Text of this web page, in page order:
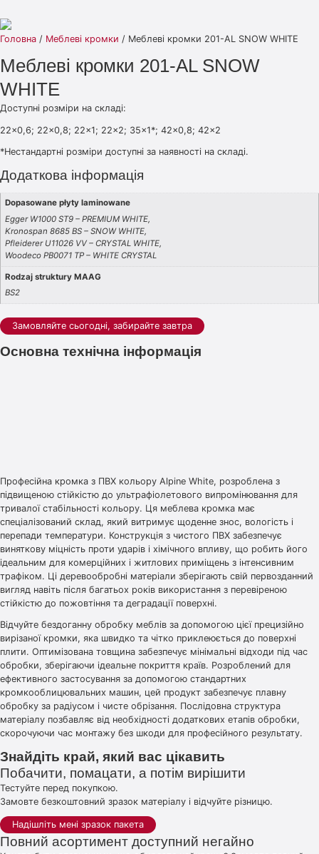
Головна / Меблеві кромки / Меблеві кромки 201-AL SNOW WHITE
Меблеві кромки 201-AL SNOW
WHITE
Доступні розміри на складі:
22×0,6; 22×0,8; 22×1; 22×2; 35×1*; 42×0,8; 42×2
*Нестандартні розміри доступні за наявності на складі.
Додаткова інформація
Dopasowane płyty laminowane
Egger W1000 ST9 – PREMIUM WHITE,
Kronospan 8685 BS – SNOW WHITE,
Pfleiderer U11026 VV – CRYSTAL WHITE,
Woodeco PB0071 TP – WHITE CRYSTAL
Rodzaj struktury MAAG
BS2
Замовляйте сьогодні, забирайте завтра
Основна технічна інформація
Професійна кромка з ПВХ кольору Alpine White, розроблена з
підвищеною стійкістю до ультрафіолетового випромінювання для
тривалої стабільності кольору. Ця меблева кромка має
спеціалізований склад, який витримує щоденне знос, вологість і
перепади температури. Конструкція з чистого ПВХ забезпечує
виняткову міцність проти ударів і хімічного впливу, що робить його
ідеальним для комерційних і житлових приміщень з інтенсивним
трафіком. Ці деревообробні матеріали зберігають свій первозданний
вигляд навіть після багатьох років використання з перевіреною
стійкістю до пожовтіння та деградації поверхні.
Відчуйте бездоганну обробку меблів за допомогою цієї прецизійно
вирізаної кромки, яка швидко та чітко приклеюється до поверхні
плити. Оптимізована товщина забезпечує мінімальні відходи під час
обробки, зберігаючи ідеальне покриття країв. Розроблений для
ефективного застосування за допомогою стандартних
кромкооблицювальних машин, цей продукт забезпечує плавну
обробку за радіусом і чисте обрізання. Послідовна структура
матеріалу позбавляє від необхідності додаткових етапів обробки,
скорочуючи час монтажу без шкоди для професійного результату.
Знайдіть край, який вас цікавить
Побачити, помацати, а потім вирішити
Тестуйте перед покупкою.
Замовте безкоштовний зразок матеріалу і відчуйте різницю.
Надішліть мені зразок пакета
Повний асортимент доступний негайно